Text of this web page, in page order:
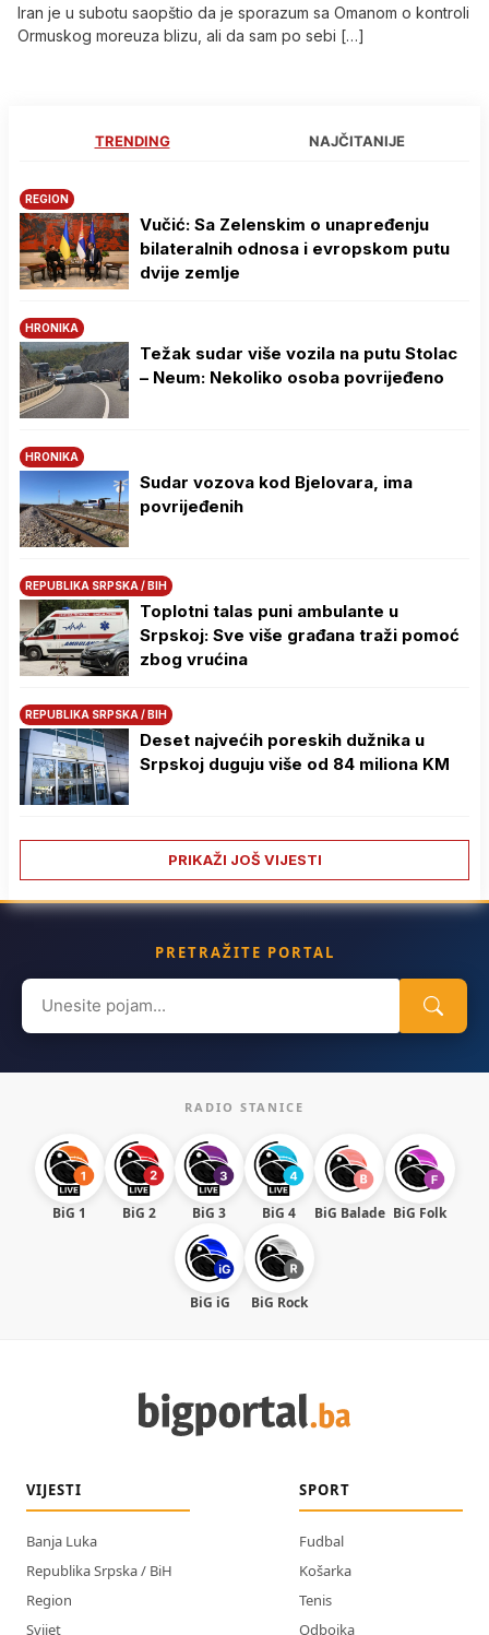
Iran je u subotu saopštio da je sporazum sa Omanom o kontroli
Ormuskog moreuza blizu, ali da sam po sebi […]
TRENDING NAJČITANIJE
REGION
Vučić: Sa Zelenskim o unapređenju
bilateralnih odnosa i evropskom putu
dvije zemlje
HRONIKA
Težak sudar više vozila na putu Stolac
– Neum: Nekoliko osoba povrijeđeno
HRONIKA
Sudar vozova kod Bjelovara, ima
povrijeđenih
REPUBLIKA SRPSKA / BIH
Toplotni talas puni ambulante u
Srpskoj: Sve više građana traži pomoć
zbog vrućina
REPUBLIKA SRPSKA / BIH
Deset najvećih poreskih dužnika u
Srpskoj duguju više od 84 miliona KM
PRIKAŽI JOŠ VIJESTI
PRETRAŽITE PORTAL
Search
for:
RADIO STANICE
BiG 1 BiG 2 BiG 3 BiG 4 BiG Balade BiG Folk
BiG iG BiG Rock
VIJESTI
Banja Luka
Republika Srpska / BiH
Region
Svijet
SPORT
Fudbal
Košarka
Tenis
Odbojka